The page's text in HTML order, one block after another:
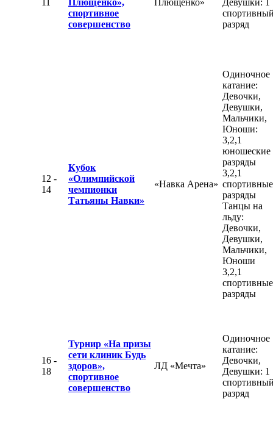
спортивное
совершенство
разряд
12 -
14
Кубок
«Олимпийской
чемпионки
Татьяны Навки»
«Навка Арена»
Одиночное
катание:
Девочки,
Девушки,
Мальчики,
Юноши:
3,2,1
юношеские
разряды
3,2,1
спортивные
разряды
Танцы на
льду:
Девочки,
Девушки,
Мальчики,
Юноши
3,2,1
спортивные
разряды
16 -
18
Турнир «На призы
сети клиник Будь
здоров»,
спортивное
совершенство
ЛД «Мечта»
Одиночное
катание:
Девочки,
Девушки: 1
разряд